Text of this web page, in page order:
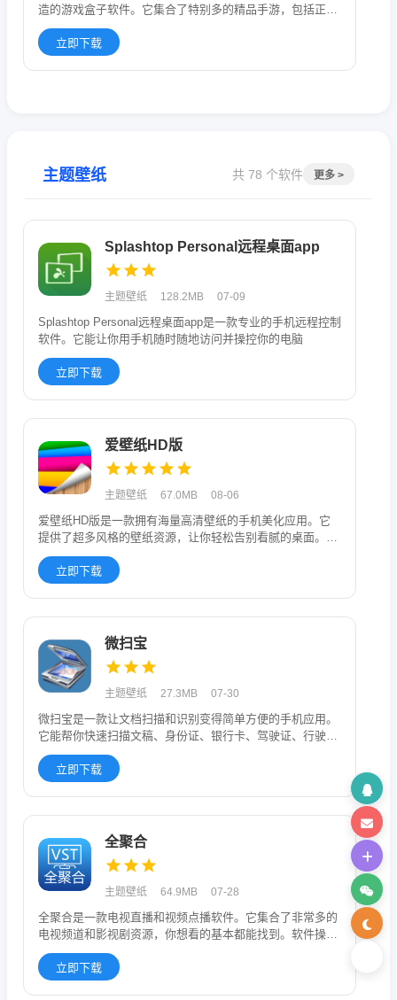
造的游戏盒子软件。它集合了特别多的精品手游，包括正版
游戏、UP主自制
立即下载
主题壁纸 共 78 个软件 更多 >
Splashtop Personal远程桌面app
主题壁纸 128.2MB 07-09
Splashtop Personal远程桌面app是一款专业的手机远程控制
软件。它能让你用手机随时随地访问并操控你的电脑
立即下载
爱壁纸HD版
主题壁纸 67.0MB 08-06
爱壁纸HD版是一款拥有海量高清壁纸的手机美化应用。它
提供了超多风格的壁纸资源，让你轻松告别看腻的桌面。用
户不仅可以一键设
立即下载
微扫宝
主题壁纸 27.3MB 07-30
微扫宝是一款让文档扫描和识别变得简单方便的手机应用。
它能帮你快速扫描文稿、身份证、银行卡、驾驶证、行驶
证、车牌、营业执照
立即下载
全聚合
主题壁纸 64.9MB 07-28
全聚合是一款电视直播和视频点播软件。它集合了非常多的
电视频道和影视剧资源，你想看的基本都能找到。软件操作
简单，打开就能直
立即下载